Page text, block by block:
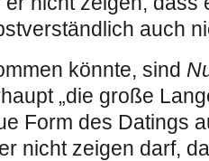
auch
könnte, sind
„die große
Form des Datings
nicht zeigen darf,